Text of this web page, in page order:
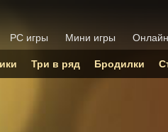
PC игры Мини игры
Три в ряд Бродилки